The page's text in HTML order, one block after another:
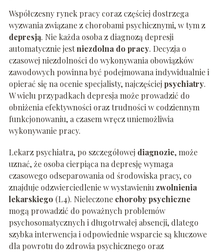
Współczesny rynek pracy coraz częściej dostrzega
wyzwania związane z chorobami psychicznymi, w tym z
depresją. Nie każda osoba z diagnozą depresji
automatycznie jestniezdolna do pracy. Decyzja o
czasowej niezdolności do wykonywania obowiązków
zawodowych powinna być podejmowana indywidualnie i
opierać się na ocenie specjalisty, najczęściej psychiatry.
W wielu przypadkach depresja może prowadzić do
obniżenia efektywności oraz trudności w codziennym
funkcjonowaniu, a czasem wręcz uniemożliwia
wykonywanie pracy.
Lekarz psychiatra, po szczegółowej diagnozie, może
uznać, że osoba cierpiąca na depresję wymaga
czasowego odseparowania od środowiska pracy, co
znajduje odzwierciedlenie w wystawieniu zwolnienia
lekarskiego (L4). Nieleczone choroby psychiczne
mogą prowadzić do poważnych problemów
psychosomatycznych i długotrwałej absencji, dlatego
szybka interwencja i odpowiednie wsparcie są kluczowe
dla powrotu do zdrowia psychicznego oraz